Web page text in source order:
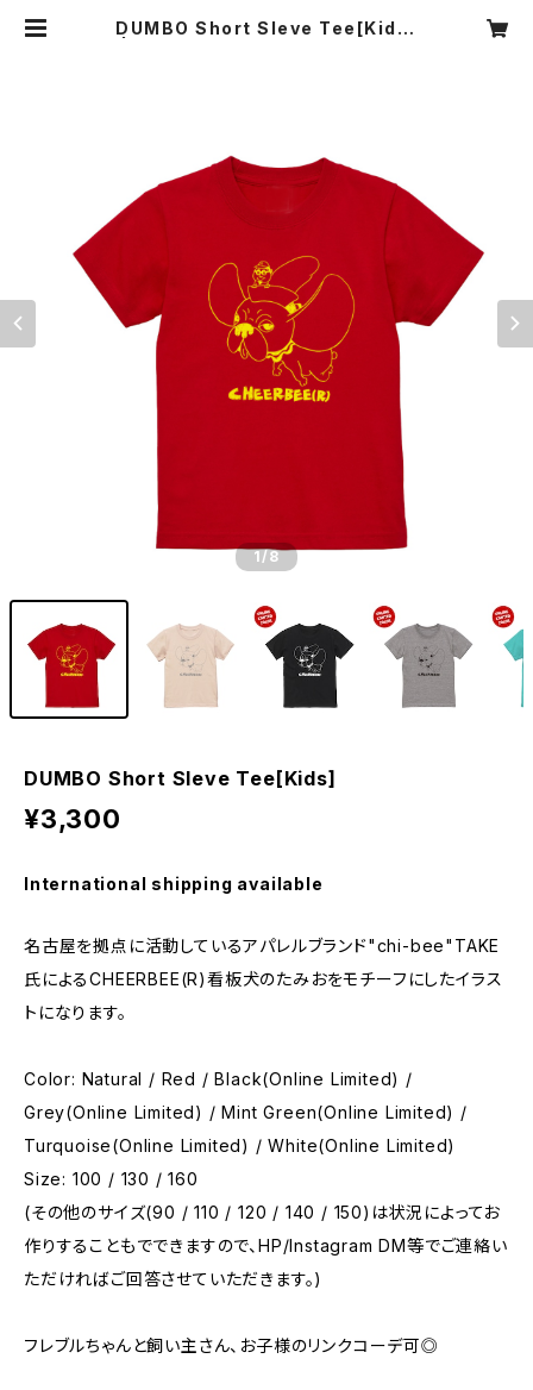
DUMBO Short Sleve Tee[Kids]
1/8
DUMBO Short Sleve Tee[Kids]
¥3,300
International shipping available
名古屋を拠点に活動しているアパレルブランド"chi-bee"TAKE
氏によるCHEERBEE(R)看板犬のたみおをモチーフにしたイラス
トになります。
Color: Natural / Red / Black(Online Limited) /
Grey(Online Limited) / Mint Green(Online Limited) /
Turquoise(Online Limited) / White(Online Limited)
Size: 100 / 130 / 160
(その他のサイズ(90 / 110 / 120 / 140 / 150)は状況によってお
作りすることもでできますので、HP/Instagram DM等でご連絡い
ただければご回答させていただきます。)
フレブルちゃんと飼い主さん、お子様のリンクコーデ可◎